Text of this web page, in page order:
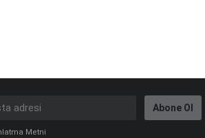
Abone Ol
Metni